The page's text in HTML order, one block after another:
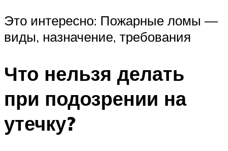
Это интересно: Пожарные ломы —
виды, назначение, требования
Что нельзя делать
при подозрении на
утечку?